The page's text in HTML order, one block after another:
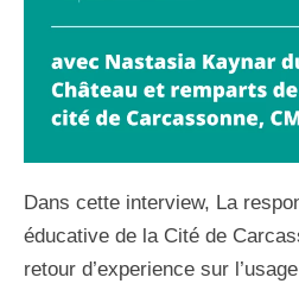
Dans cette interview, La
éducative de la Cité de
retour d’experience sur